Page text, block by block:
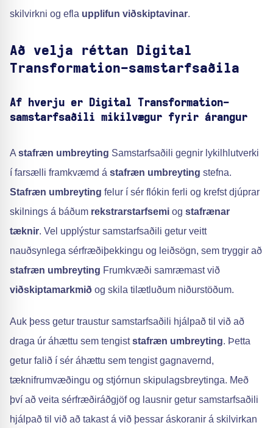
skilvirkni og efla upplifun viðskiptavinar.
Að velja réttan Digital
Transformation-samstarfsaðila
Af hverju er Digital Transformation-
samstarfsaðili mikilvægur fyrir árangur
A stafræn umbreyting Samstarfsaðili gegnir lykilhlutverki
í farsælli framkvæmd á stafræn umbreyting stefna.
Stafræn umbreyting felur í sér flókin ferli og krefst djúprar
skilnings á báðum rekstrarstarfsemi og stafrænar
tæknir. Vel upplýstur samstarfsaðili getur veitt
nauðsynlega sérfræðiþekkingu og leiðsögn, sem tryggir að
stafræn umbreyting Frumkvæði samræmast við
viðskiptamarkmið og skila tilætluðum niðurstöðum.
Auk þess getur traustur samstarfsaðili hjálpað til við að
draga úr áhættu sem tengiststafræn umbreyting. Þetta
getur falið í sér áhættu sem tengist gagnavernd,
tæknifrumvæðingu og stjórnun skipulagsbreytinga. Með
því að veita sérfræðiráðgjöf og lausnir getur samstarfsaðili
hjálpað til við að takast á við þessar áskoranir á skilvirkan